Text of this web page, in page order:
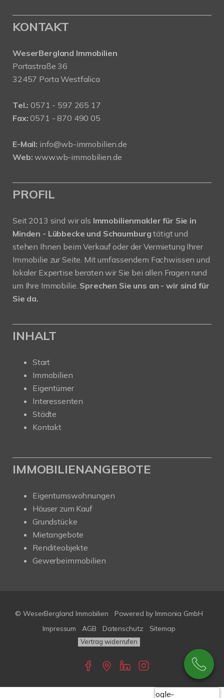
KONTAKT
WeserBergland Immobilien
Portastraße 36
32457 Porta Westfalica
Tel.: 0571 - 597 265 17
Fax: 0571 - 870 490 05
E-Mail: info@wb-immobilien.de
Web: www.wb-immobilien.de
PROFIL
Seit 2013 sind wir als Immobilienmakler für Sie in
Minden - Lübbecke und Schaumburgtätigt und
stehen Ihnen beim Verkauf oder der Vermietung Ihrer
Immobilie zur Seite. Mit umfassendem Fachwissen und
lokaler Expertise beraten wir Sie bei allen Fragen rund
um Ihre Immobilie. Sprechen Sie uns an - wir sind für
Sie da.
INHALT
Start
Immobilien
Eigentümer
Interessenten
Städte
Kontakt
IMMOBILIENANGEBOTE
Eigentumswohnungen
Häuser zum Kauf
Grundstücke
Mietangebote
Renditeobjekte
Gewerbeimmobilien
© WeserBergland Immobilien Powered by Immonia GmbH
Impressum
AGB Datenschutz Sitemap
Vertrag widerrufen
Google-